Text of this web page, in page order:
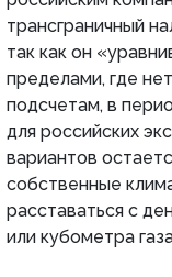
трансграничный
так как он
пределами, где
подсчетам, в
для российских
вариантов
собственные
расставаться с
или кубометра